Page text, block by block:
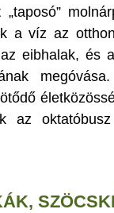
a víz az
az eibhalak,
az